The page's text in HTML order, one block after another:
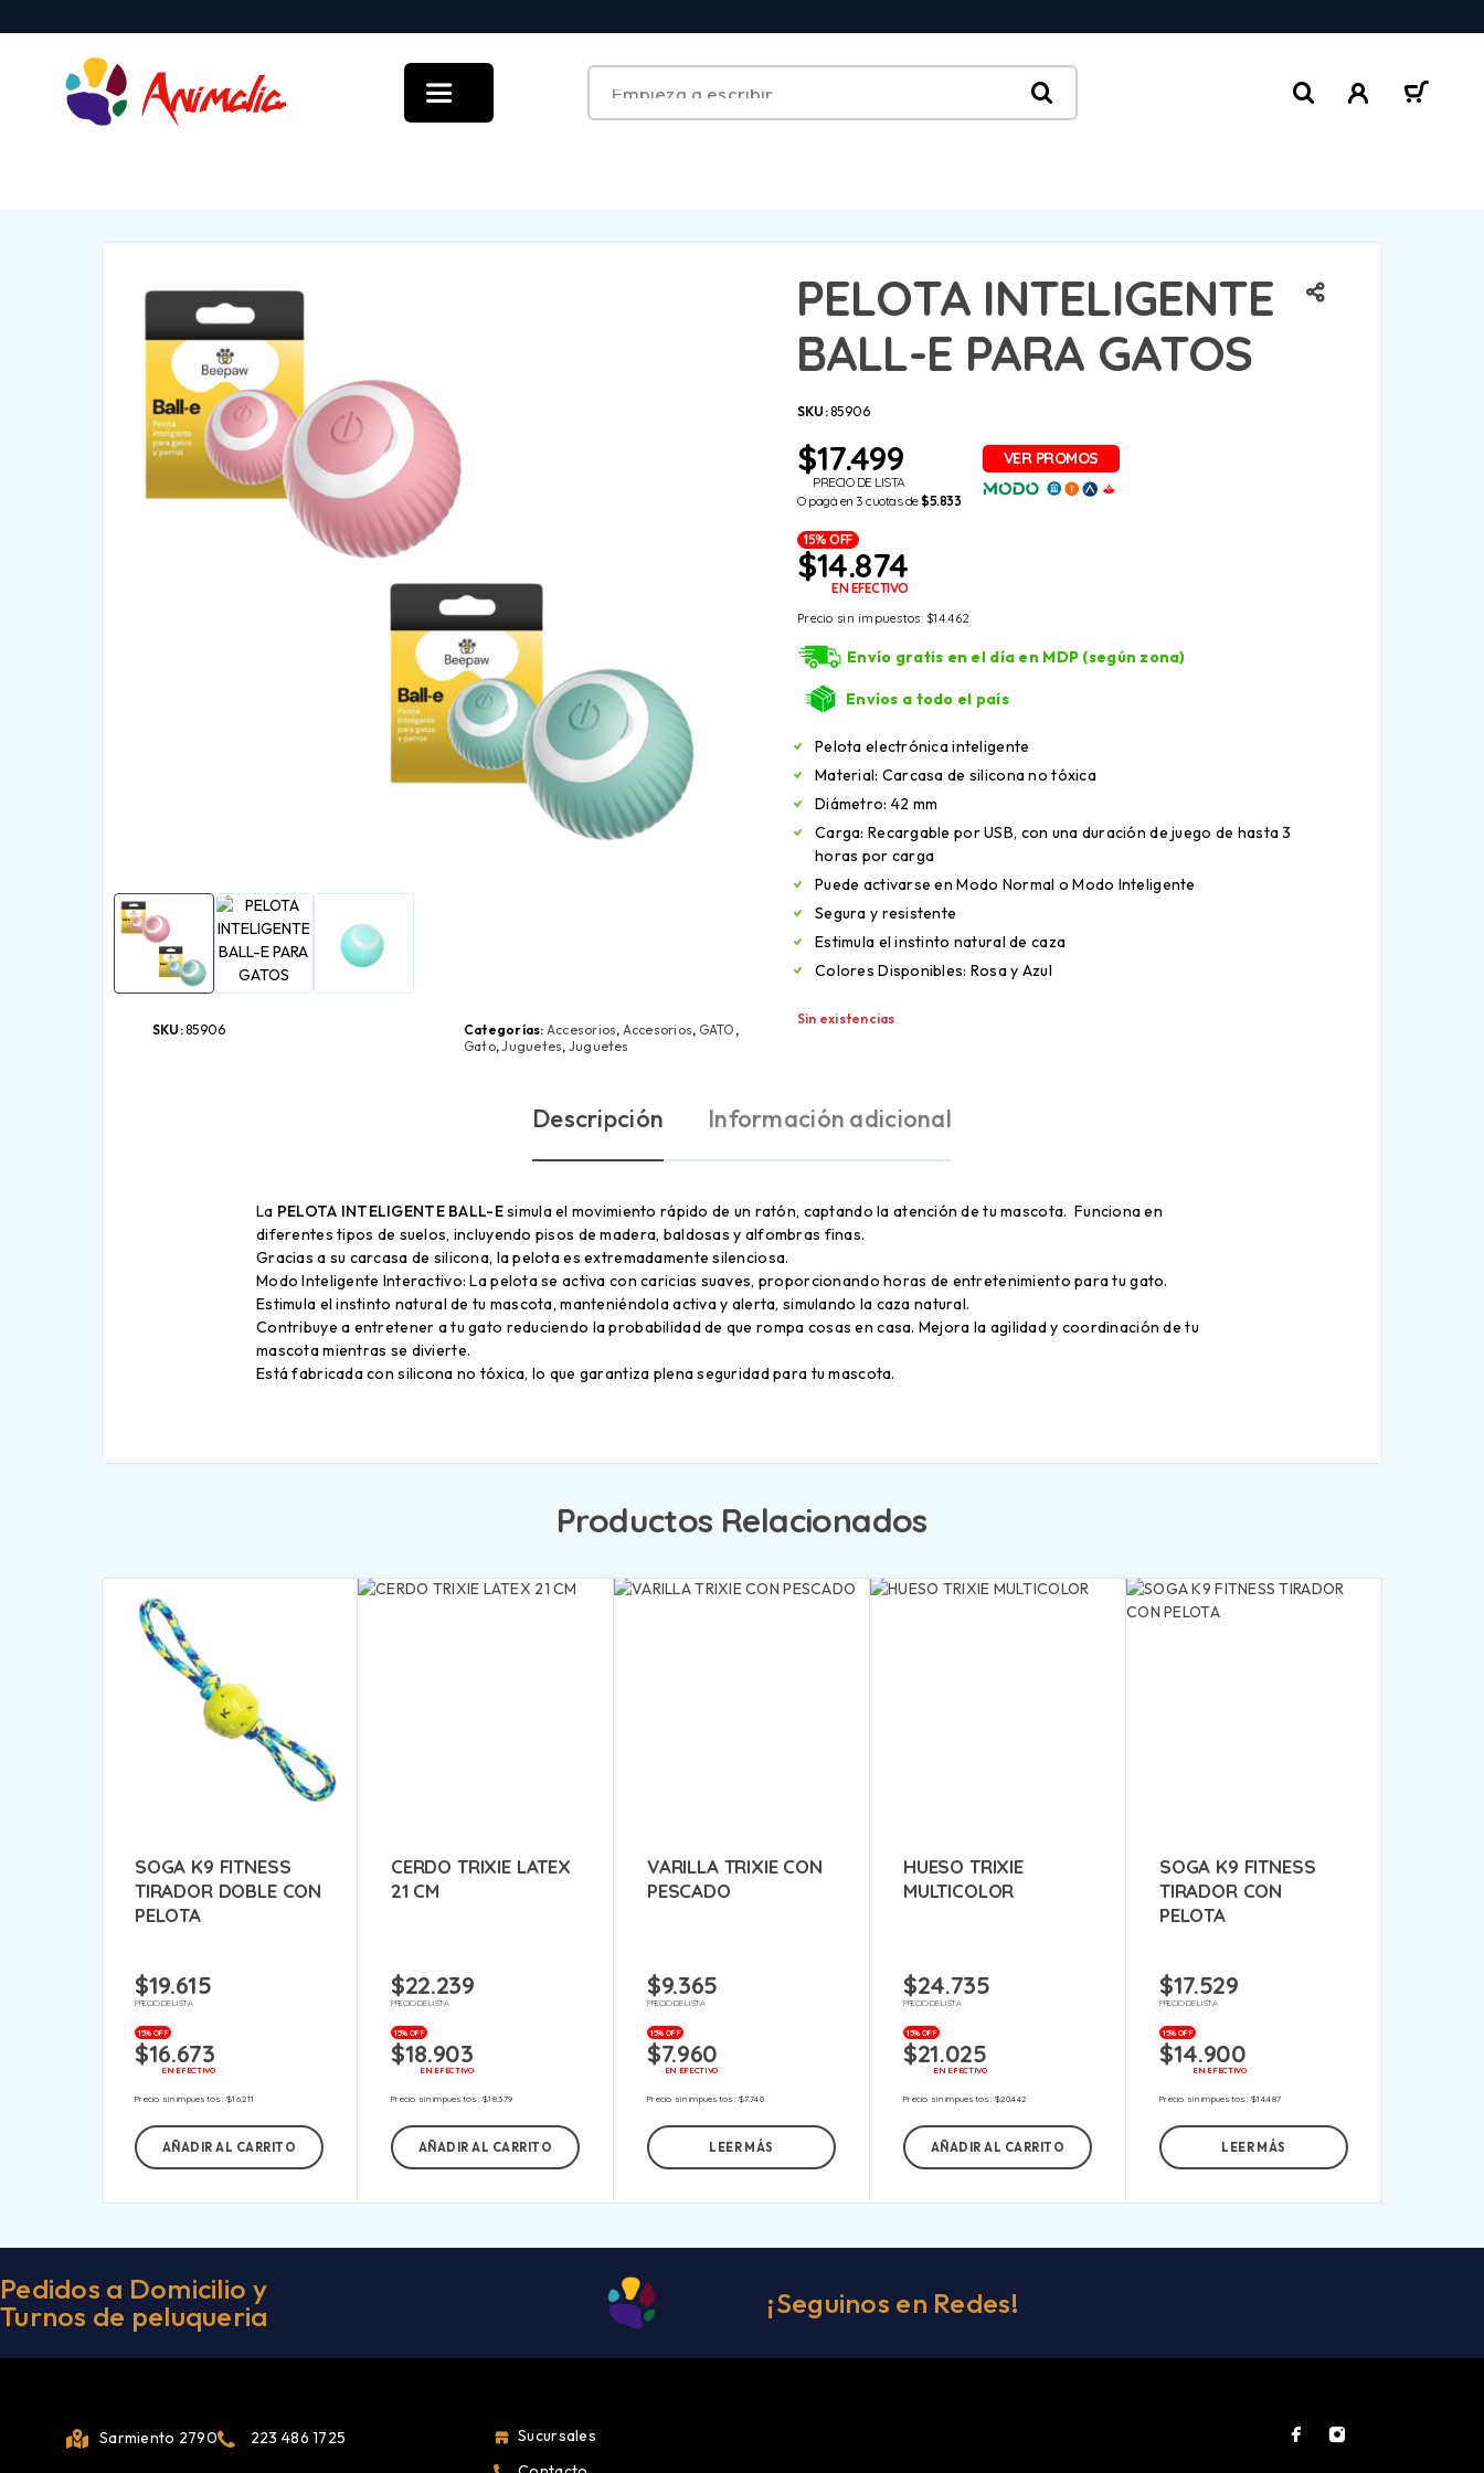
SKU:85906 Categorías: Accesorios, Accesorios, GATO ,
Gato,Juguetes, Juguetes
PELOTA INTELIGENTE
BALL-E PARA GATOS
SKU:85906
$17.499
PRECIO DE LISTA
O pagá en 3 cuotas de$5.833
15% OFF
$14.874
EN EFECTIVO
Precio sin impuestos:$14.462
Envío gratis en el día en MDP (según zona)
Envíos a todo el país
Pelota electrónica inteligente
Material: Carcasa de silicona no tóxica
Diámetro: 42 mm
Carga: Recargable por USB, con una duración de juego de hasta 3
horas por carga
Puede activarse en Modo Normal o Modo Inteligente
Segura y resistente
Estimula el instinto natural de caza
Colores Disponibles: Rosa y Azul
Sin existencias
Descripción Información adicional
La PELOTA INTELIGENTE BALL-Esimula el movimiento rápido de un ratón, captando la atención de tu mascota. Funciona en
diferentes tipos de suelos, incluyendo pisos de madera, baldosas y alfombras finas.
Gracias a su carcasa de silicona, la pelota es extremadamente silenciosa.
Modo Inteligente Interactivo: La pelota se activa con caricias suaves, proporcionando horas de entretenimiento para tu gato.
Estimula el instinto natural de tu mascota, manteniéndola activa y alerta, simulando la caza natural.
Contribuye a entretener a tu gato reduciendo la probabilidad de que rompa cosas en casa. Mejora la agilidad y coordinación de tu
mascota mientras se divierte.
Está fabricada con silicona no tóxica, lo que garantiza plena seguridad para tu mascota.
Productos Relacionados
SOGA K9 FITNESS
TIRADOR DOBLE CON
PELOTA
$19.615
PRECIO DE LISTA
15% OFF
$16.673
EN EFECTIVO
Precio sin impuestos:$16.211
AÑADIR AL CARRITO
CERDO TRIXIE LATEX
21 CM
$22.239
PRECIO DE LISTA
15% OFF
$18.903
EN EFECTIVO
Precio sin impuestos:$18.379
AÑADIR AL CARRITO
VARILLA TRIXIE CON
PESCADO
$9.365
PRECIO DE LISTA
15% OFF
$7.960
EN EFECTIVO
Precio sin impuestos:$7.740
LEER MÁS
HUESO TRIXIE
MULTICOLOR
$24.735
PRECIO DE LISTA
15% OFF
$21.025
EN EFECTIVO
Precio sin impuestos:$20.442
AÑADIR AL CARRITO
SOGA K9 FITNESS
TIRADOR CON
PELOTA
$17.529
PRECIO DE LISTA
15% OFF
$14.900
EN EFECTIVO
Precio sin impuestos:$14.487
LEER MÁS
Pedidos a Domicilio y
Turnos de peluqueria ¡Seguinos en Redes!
Sarmiento 2790 223 486 1725
Sucursales